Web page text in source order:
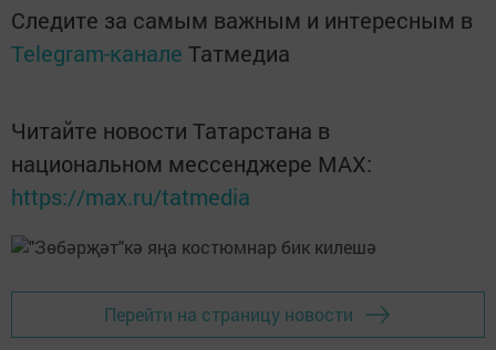
Следите за самым важным и интересным в
Telegram-канале Татмедиа
Читайте новости Татарстана в
национальном мессенджере MАХ:
https://max.ru/tatmedia
Перейти на страницу новости